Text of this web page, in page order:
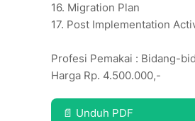
16. Migration Plan
17. Post Implementation
Profesi Pemakai : Bidang-
Harga Rp. 4.500.000,-
📄 Unduh PDF